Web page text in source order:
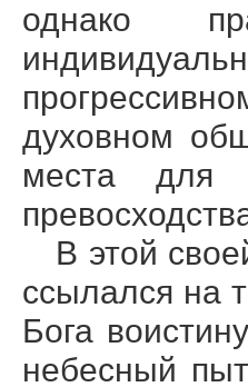
однако
духовном
места для
В этой
ссылался на
Бога
небесный